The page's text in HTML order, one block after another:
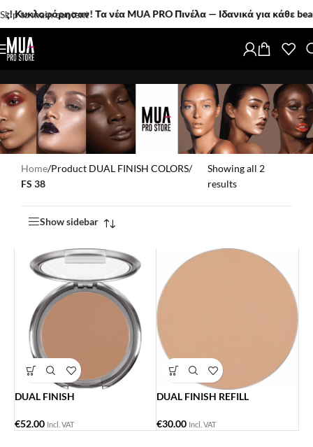
Skip to main contentΤα νέα MUA PRO Πινέλα — Ιδανικά για κάθε
Home/Product DUAL FINISH COLORS/
FS 38
Showing all 2
results
Show sidebar
DUAL FINISH
€52.00 Incl. VAT
DUAL FINISH REFILL
€30.00 Incl. VAT